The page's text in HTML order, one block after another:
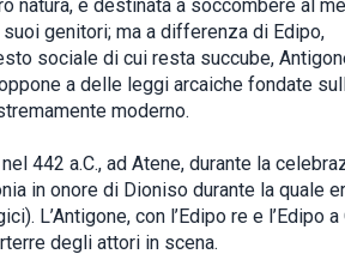
natura, è destinata a soccombere al
genitori; ma a differenza di Edipo,
sociale di cui resta succube,
a delle leggi arcaiche fondate
moderno.
442 a.C., ad Atene, durante la
in onore di Dioniso durante la quale
L’Antigone, con l’Edipo re e l’Edipo
degli attori in scena.